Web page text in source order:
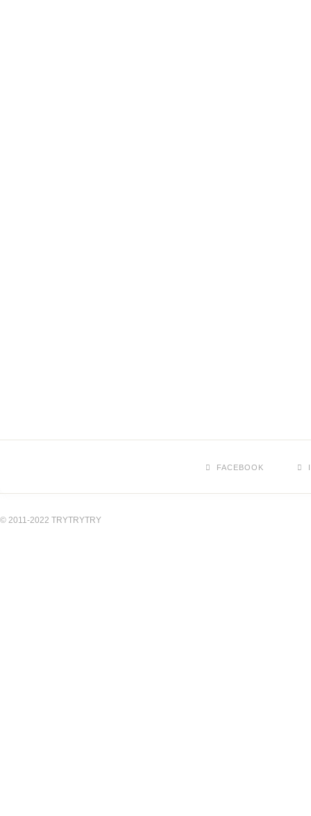
FACEBOOK
© 2011-2022 TRYTRYTRY